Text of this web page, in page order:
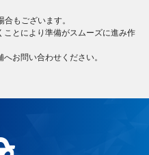
もございます。
とにより準備がスムーズに進み作
お問い合わせください。